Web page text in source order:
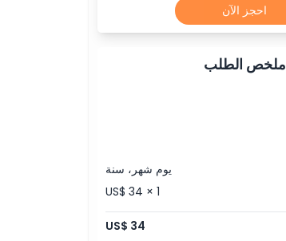
احجز الآن
ملخص الطلب
يوم شهر، سنة
US$ 34 × 1
US$ 34